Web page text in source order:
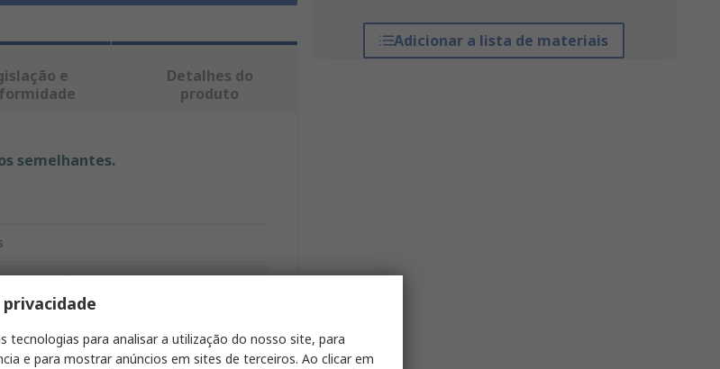
Adicionar a lista de materiais
e
Detalhes do
produto
semelhantes.
Amarillo
tecnologias para analisar a utilização do nosso site, para
e para mostrar anúncios em sites de terceiros. Ao clicar em